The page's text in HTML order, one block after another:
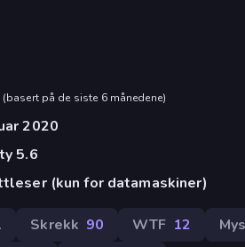
(basert på de siste 6 månedene)
2020
5.6
(kun for datamaskiner)
Skrekk 90 WTF 12